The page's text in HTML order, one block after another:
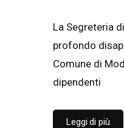
La Segreteria
profondo
Comune di
dipendenti
Leggi di più